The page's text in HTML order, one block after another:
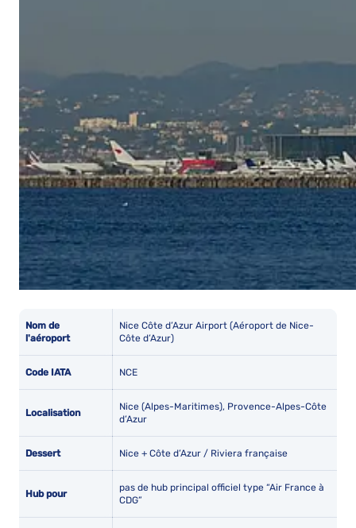
Nom de
l'aéroport
Nice Côte d’Azur Airport (Aéroport de Nice-
Côte d’Azur)
Code IATA NCE
Localisation
Nice (Alpes-Maritimes), Provence-Alpes-Côte
d’Azur
Dessert Nice + Côte d’Azur / Riviera française
Hub pour
pas de hub principal officiel type “Air France à
CDG”